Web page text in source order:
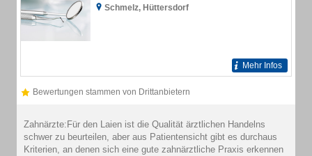
Schmelz, Hüttersdorf
Mehr Infos
Bewertungen stammen von Drittanbietern
Zahnärzte:Für den Laien ist die Qualität ärztlichen Handelns
schwer zu beurteilen, aber aus Patientensicht gibt es durchaus
Kriterien, an denen sich eine gute zahnärztliche Praxis erkennen